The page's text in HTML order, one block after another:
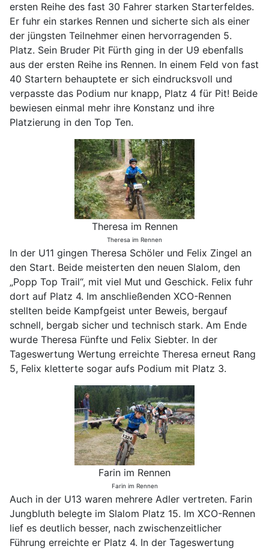
ersten Reihe des fast 30 Fahrer starken Starterfeldes.
Er fuhr ein starkes Rennen und sicherte sich als einer
der jüngsten Teilnehmer einen hervorragenden 5.
Platz. Sein Bruder Pit Fürth ging in der U9 ebenfalls
aus der ersten Reihe ins Rennen. In einem Feld von fast
40 Startern behauptete er sich eindrucksvoll und
verpasste das Podium nur knapp, Platz 4 für Pit! Beide
bewiesen einmal mehr ihre Konstanz und ihre
Platzierung in den Top Ten.
Theresa im Rennen
Theresa im Rennen
In der U11 gingen Theresa Schöler und Felix Zingel an
den Start. Beide meisterten den neuen Slalom, den
„Popp Top Trail“, mit viel Mut und Geschick. Felix fuhr
dort auf Platz 4. Im anschließenden XCO-Rennen
stellten beide Kampfgeist unter Beweis, bergauf
schnell, bergab sicher und technisch stark. Am Ende
wurde Theresa Fünfte und Felix Siebter. In der
Tageswertung Wertung erreichte Theresa erneut Rang
5, Felix kletterte sogar aufs Podium mit Platz 3.
Farin im Rennen
Farin im Rennen
Auch in der U13 waren mehrere Adler vertreten. Farin
Jungbluth belegte im Slalom Platz 15. Im XCO-Rennen
lief es deutlich besser, nach zwischenzeitlicher
Führung erreichte er Platz 4. In der Tageswertung